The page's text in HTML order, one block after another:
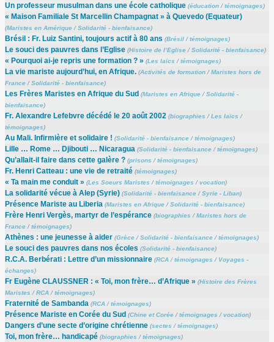
Un professeur musulman dans une école catholique (éducation/témoignages)
« Maison Familiale St Marcellin Champagnat » à Quevedo (Equateur)
(Maristes en Amérique/Solidarité - bienfaisance)
Brésil : Fr. Luiz Santini, toujours actif à 80 ans (Brésil/témoignages)
Le souci des pauvres dans l’Eglise (Histoire de l’Eglise/Solidarité - bienfaisance)
« Pourquoi ai-je repris une formation ? » (Les laïcs /témoignages)
La vie mariste aujourd’hui, en Afrique. (Activités de formation/Maristes hors de
France/Solidarité - bienfaisance)
Les Frères Maristes en Afrique du Sud (Maristes en Afrique/Solidarité -
bienfaisance)
Fr. Alexandre Lefebvre décédé le 20 août 2002 (biographies /Les laïcs /
témoignages)
Au Mali. Infirmière et solidaire ! (Solidarité - bienfaisance/témoignages)
Lille … Rome … Djibouti … Nicaragua (Solidarité - bienfaisance/témoignages)
Qu’allait-il faire dans cette galère ? (prisons /témoignages)
Fr. Henri Catteau : une vie de retraité (témoignages)
« Ta main me conduit » (Les Soeurs Maristes /témoignages /vocation)
La solidarité vécue à Alep (Syrie) (Solidarité - bienfaisance/Syrie - Liban)
Présence Mariste au Liberia (Maristes en Afrique/Solidarité - bienfaisance)
Frère Henri Vergès, martyr de l’espérance (biographies /Maristes hors de
France/témoignages)
Athènes : une jeunesse à aider (Grèce/Solidarité - bienfaisance/témoignages)
Le souci des pauvres dans nos écoles (Solidarité - bienfaisance)
R.C.A. Berbérati : Lettre d’un missionnaire (RCA/témoignages / Voyages -
échanges)
Fr Eugène CLAUSSNER : « Toi, mon frère… d’Afrique » (Histoire des Frères
Maristes /RCA/témoignages)
Fraternité de Sambanda (RCA/témoignages)
Présence Mariste en Corée du Sud (Chine et Corée/témoignages /vocation)
Dangers d’une secte d’origine chrétienne (sectes /témoignages)
Toi, mon frère… handicapé (biographies /témoignages)